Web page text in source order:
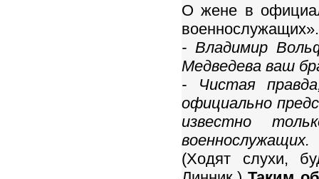
О жене в
- Владимир
Медведева ваш
- Чистая
официально
известно
военнослужащих.
(Ходят слухи,